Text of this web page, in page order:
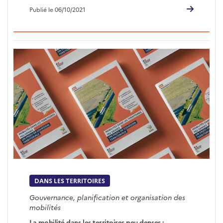
Publié le 06/10/2021
DANS LES TERRITOIRES
Gouvernance, planification et organisation des
mobilités